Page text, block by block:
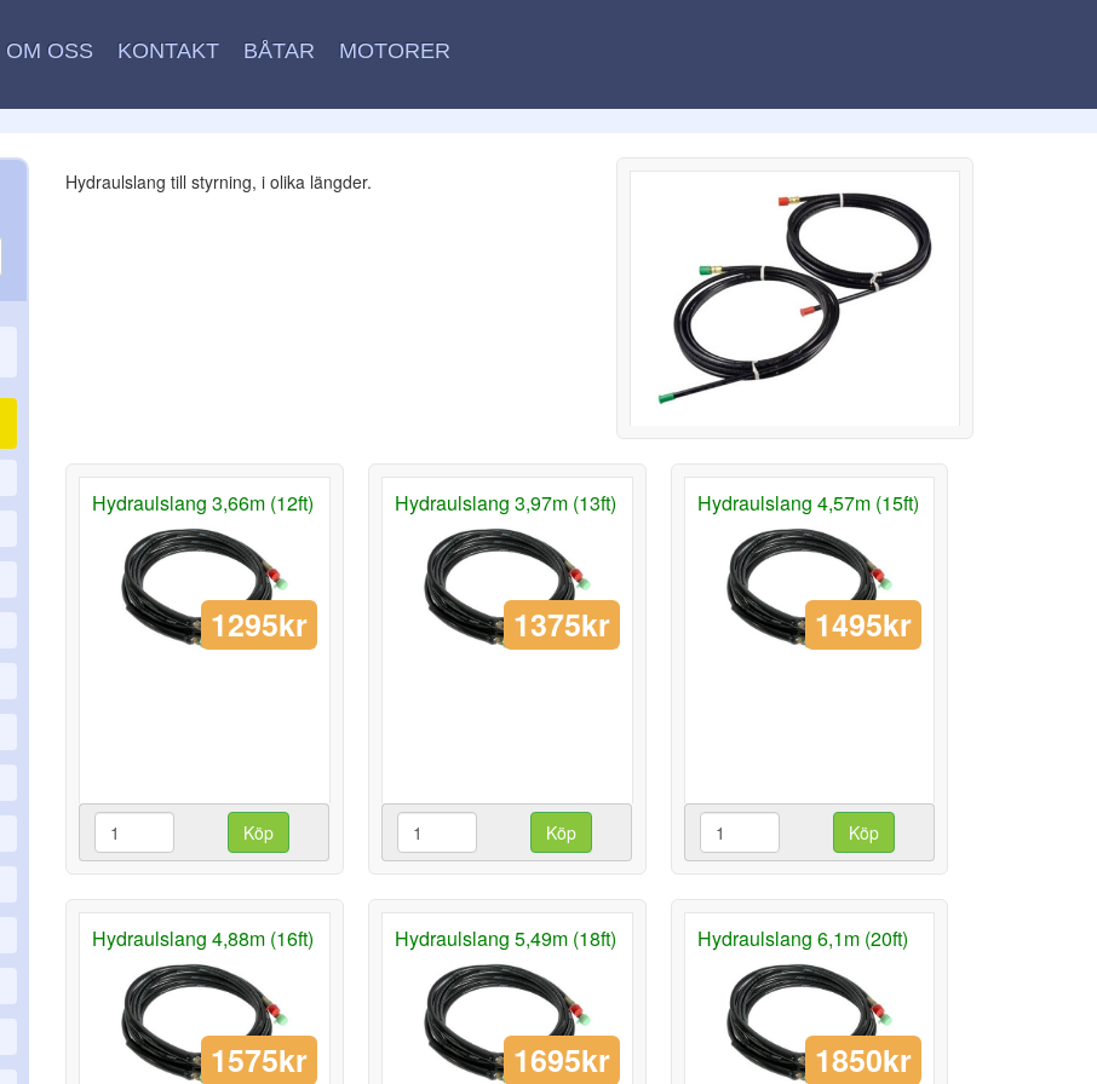
OM OSS KONTAKT BÅTAR MOTORER
Hydraulslang till styrning, i olika längder.
Hydraulslang 3,66m (12ft)
1295kr
Köp
Hydraulslang 3,97m (13ft)
1375kr
Köp
Hydraulslang 4,57m (15ft)
1495kr
Köp
Hydraulslang 4,88m (16ft)
1575kr
Hydraulslang 5,49m (18ft)
1695kr
Hydraulslang 6,1m (20ft)
1850kr